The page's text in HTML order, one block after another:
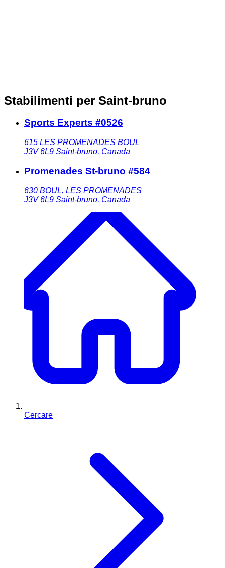
Stabilimenti per Saint-bruno
Sports Experts #0526
615 LES PROMENADES BOUL
J3V 6L9 Saint-bruno, Canada
Promenades St-bruno #584
630 BOUL. LES PROMENADES
J3V 6L9 Saint-bruno, Canada
Cercare